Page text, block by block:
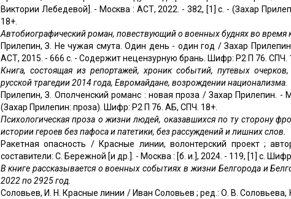
Виктории Лебедевой]. - Москва : АСТ, 2022. - 382, [1] с. - (Захар
18+.
Автобиографический роман, повествующий о военных буднях во время
Прилепин, З. Не чужая смута. Один день - один год / Захар
АСТ, 2015. - 666 с. - Содержит нецензурную брань. Шифр: Р2 П 76. СПЧ.
Книга, состоящая из репортажей, хроник событий, путевых
русской трагедии 2014 года, Евромайдане, возрождении национализма.
Прилепин, З. Ополченский романс : новая проза / Захар Прилепин. -
(Захар Прилепин: проза). Шифр: Р2 П 76. АБ, СПЧ. 18+.
Психологическая проза о жизни людей, оказавшихся по ту сторону
истории героев без пафоса и патетики, без рассуждений и лишних слов.
Ракетная опасность / Красные линии, волонтерский проект ;
составители: С. Бережной [и др.]. - Москва : [б. и.], 2024. - 119, [1] с.
В книге рассказывается о военных событиях в жизни Белгорода и
2022 по 2925 год.
Соловьев, И. Н. Красные линии / Иван Соловьев ; ред.: О. В.